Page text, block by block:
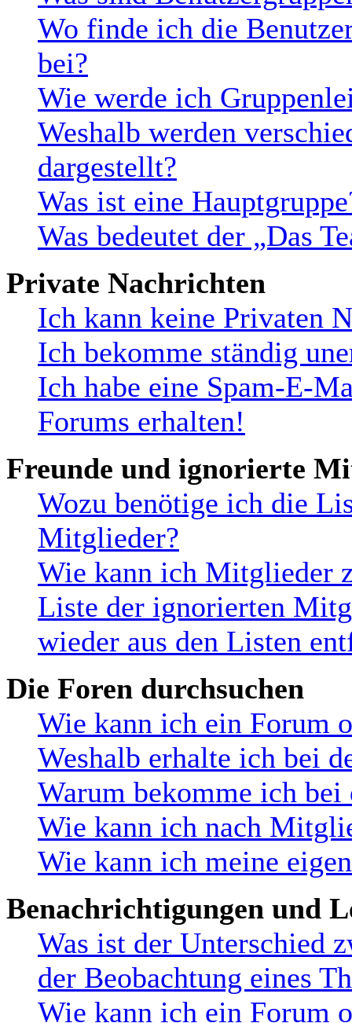
Wo finde ich die
bei?
Wie werde ich
Weshalb werden
dargestellt?
Was ist eine
Was bedeutet der „Das
Private Nachrichten
Ich kann keine Privaten
Ich bekomme ständig
Ich habe eine Spam-E-
Forums erhalten!
Freunde und ignorierte
Wozu benötige ich die
Mitglieder?
Wie kann ich Mitglieder
Liste der ignorierten
wieder aus den Listen
Die Foren durchsuchen
Wie kann ich ein Forum
Weshalb erhalte ich bei
Warum bekomme ich bei
Wie kann ich nach
Wie kann ich meine
Benachrichtigungen und
Was ist der Unterschied
der Beobachtung eines
Wie kann ich ein Forum